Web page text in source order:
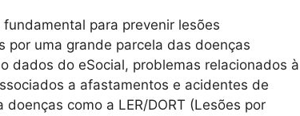
para prevenir lesões
por uma grande parcela das doenças
dados do eSocial, problemas relacionados à
a afastamentos e acidentes de
como a LER/DORT (Lesões por